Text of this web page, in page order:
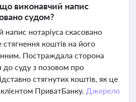
виконавчий напис
судом?
нотаріуса скасовано
коштів на його
Постраждала сторона
до суду з позовом про
стягнутих коштів, як це
ПриватБанку. Джерело